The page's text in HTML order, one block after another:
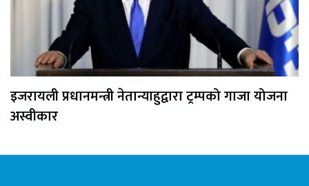
इजरायली प्रधानमन्त्री नेतान्याहुद्वारा ट्रम्पको गाजा योजना
अस्वीकार